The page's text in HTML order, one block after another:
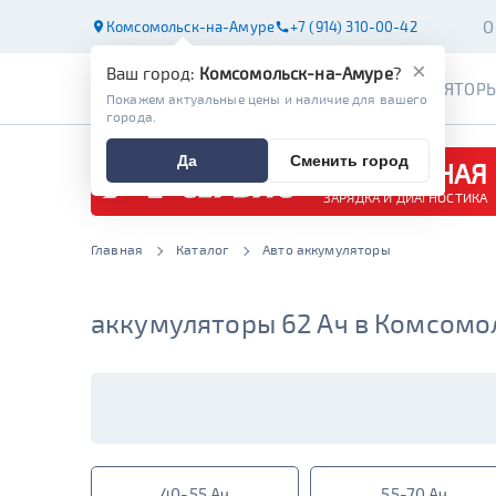
Комсомольск-на-Амуре +7 (914) 310-00-42 О
БЕСПЛАТНАЯ
ЗАРЯДКА И ДИАГНОСТИКА
Главная Каталог Авто аккумуляторы
аккумуляторы 62 Ач в
×
Ваш город: Комсомольск-на-Амуре?
Покажем актуальные цены и наличие для вашего
города.
Да Сменить город